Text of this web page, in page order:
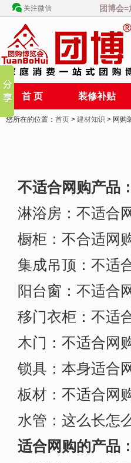
关注微信 团博会
首 页 装修补贴
您所在的位置： 首页 > 建材知识 > 网购
不适合网购产品：
淋浴房：不适合
橱柜：不合适网
集成吊顶：不适
阳台窗：不适合
移门衣柜：不适
木门：不适合网
锁具：本身适合
板材：不适合网购
水管：这么长怎
适合网购的产品：